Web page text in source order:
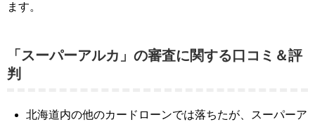
ます。
「スーパーアルカ」の審査に関する口コミ＆評
判
北海道内の他のカードローンでは落ちたが、スーパーア